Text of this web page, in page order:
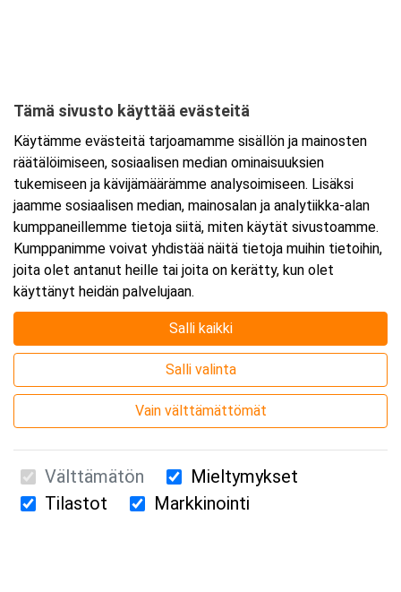
Tarkempi kartta ja ajo-ohjeet
Suomen Ensiapukoulutus Oy / Valimotie 21 / 00380 Helsinki
Tämä sivusto käyttää evästeitä
Käytämme evästeitä tarjoamamme sisällön ja mainosten
räätälöimiseen, sosiaalisen median ominaisuuksien
tukemiseen ja kävijämäärämme analysoimiseen. Lisäksi
jaamme sosiaalisen median, mainosalan ja analytiikka-alan
kumppaneillemme tietoja siitä, miten käytät sivustoamme.
Kumppanimme voivat yhdistää näitä tietoja muihin tietoihin,
joita olet antanut heille tai joita on kerätty, kun olet
käyttänyt heidän palvelujaan.
Salli kaikki
Salli valinta
Vain välttämättömät
Välttämätön
Mieltymykset
Tilastot
Markkinointi